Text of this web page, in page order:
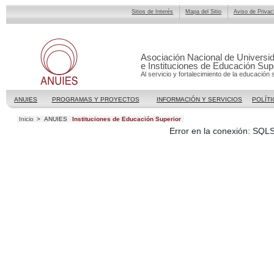
Asociación Nacional de
e Instituciones de Educación
Al servicio y fortalecimiento de la educación
ANUIES PROGRAMAS Y PROYECTOS INFORMACIÓN Y SERVICIOS
Sitios de Interés Mapa del Sitio Aviso de
Inicio > ANUIES Instituciones de Educación Superior
Error en la conexión: